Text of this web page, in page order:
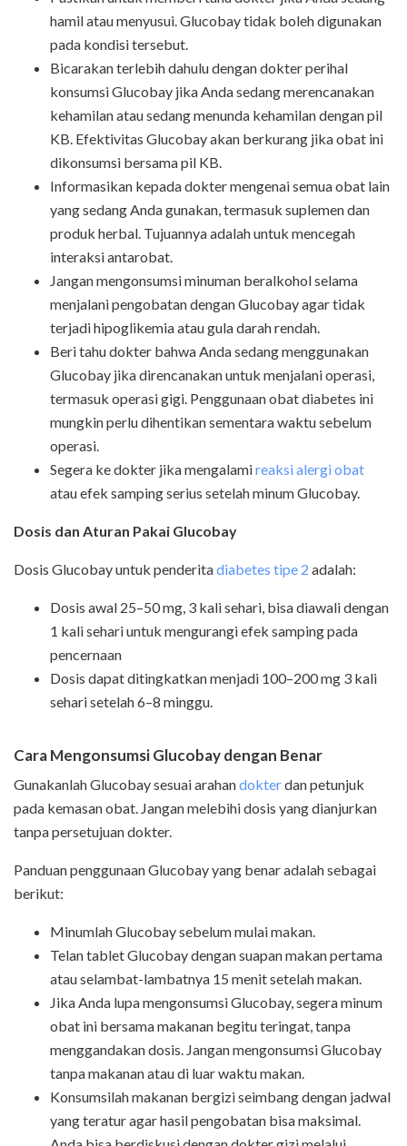
hamil atau menyusui. Glucobay tidak boleh digunakan
pada kondisi tersebut.
Bicarakan terlebih dahulu dengan dokter perihal
konsumsi Glucobay jika Anda sedang merencanakan
kehamilan atau sedang menunda kehamilan dengan pil
KB. Efektivitas Glucobay akan berkurang jika obat ini
dikonsumsi bersama pil KB.
Informasikan kepada dokter mengenai semua obat lain
yang sedang Anda gunakan, termasuk suplemen dan
produk herbal. Tujuannya adalah untuk mencegah
interaksi antarobat.
Jangan mengonsumsi minuman beralkohol selama
menjalani pengobatan dengan Glucobay agar tidak
terjadi hipoglikemia atau gula darah rendah.
Beri tahu dokter bahwa Anda sedang menggunakan
Glucobay jika direncanakan untuk menjalani operasi,
termasuk operasi gigi. Penggunaan obat diabetes ini
mungkin perlu dihentikan sementara waktu sebelum
operasi.
Segera ke dokter jika mengalamireaksi alergi obat
atau efek samping serius setelah minum Glucobay.
Dosis dan Aturan Pakai Glucobay
Dosis Glucobay untuk penderitadiabetes tipe 2 adalah:
Dosis awal 25–50 mg, 3 kali sehari, bisa diawali dengan
1 kali sehari untuk mengurangi efek samping pada
pencernaan
Dosis dapat ditingkatkan menjadi 100–200 mg 3 kali
sehari setelah 6–8 minggu.
Cara Mengonsumsi Glucobay dengan Benar
Gunakanlah Glucobay sesuai arahandokterdan petunjuk
pada kemasan obat. Jangan melebihi dosis yang dianjurkan
tanpa persetujuan dokter.
Panduan penggunaan Glucobay yang benar adalah sebagai
berikut:
Minumlah Glucobay sebelum mulai makan.
Telan tablet Glucobay dengan suapan makan pertama
atau selambat-lambatnya 15 menit setelah makan.
Jika Anda lupa mengonsumsi Glucobay, segera minum
obat ini bersama makanan begitu teringat, tanpa
menggandakan dosis. Jangan mengonsumsi Glucobay
tanpa makanan atau di luar waktu makan.
Konsumsilah makanan bergizi seimbang dengan jadwal
yang teratur agar hasil pengobatan bisa maksimal.